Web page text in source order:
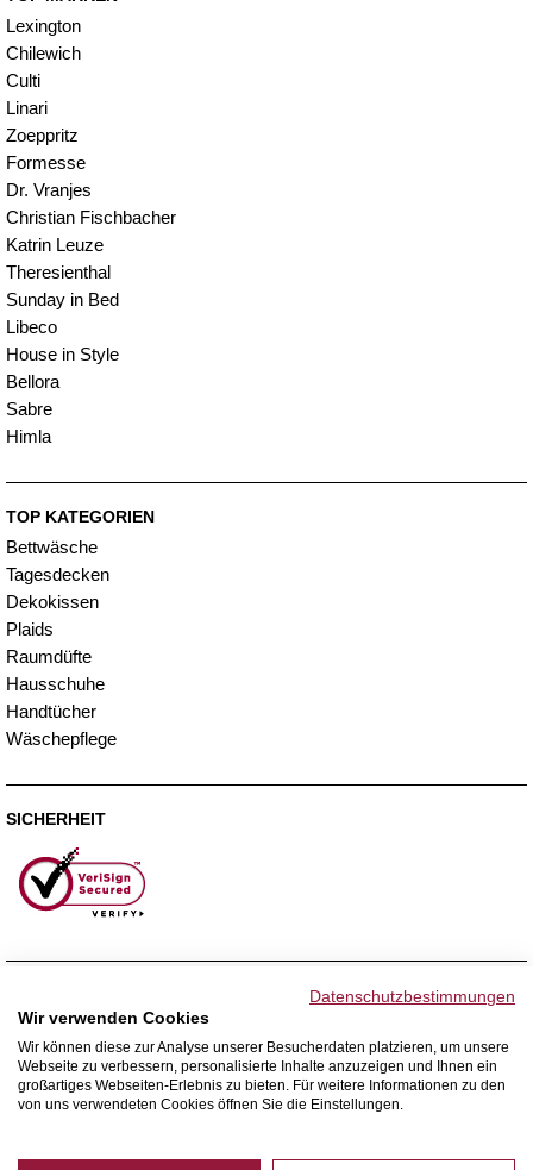
Lexington
Chilewich
Culti
Linari
Zoeppritz
Formesse
Dr. Vranjes
Christian Fischbacher
Katrin Leuze
Theresienthal
Sunday in Bed
Libeco
House in Style
Bellora
Sabre
Himla
TOP KATEGORIEN
Bettwäsche
Tagesdecken
Dekokissen
Plaids
Raumdüfte
Hausschuhe
Handtücher
Wäschepflege
SICHERHEIT
WIR VERSENDEN MIT
Datenschutzbestimmungen
Wir verwenden Cookies
Wir können diese zur Analyse unserer Besucherdaten platzieren, um unsere
Webseite zu verbessern, personalisierte Inhalte anzuzeigen und Ihnen ein
großartiges Webseiten-Erlebnis zu bieten. Für weitere Informationen zu den
von uns verwendeten Cookies öffnen Sie die Einstellungen.